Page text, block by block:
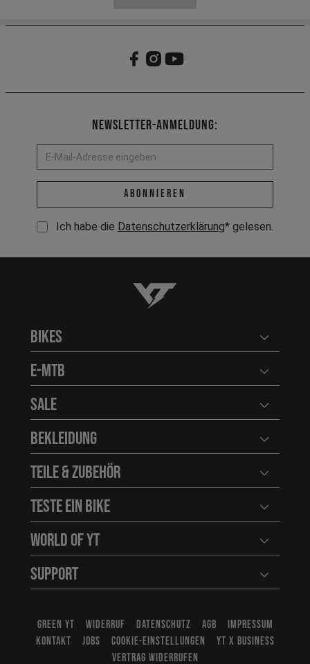
Newsletter-Anmeldung:
E-Mail-Adresse *
abonnieren
Ich habe die Datenschutzerklärung* gelesen.
YT-Industries
Bikes
E-MTB
Sale
Bekleidung
Teile & Zubehör
Teste ein Bike
World of YT
Support
GREEN YT WIDERRUF DATENSCHUTZ AGB
IMPRESSUM
KONTAKT
JOBS COOKIE-EINSTELLUNGEN
YT X BUSINESS
VERTRAG WIDERRUFEN